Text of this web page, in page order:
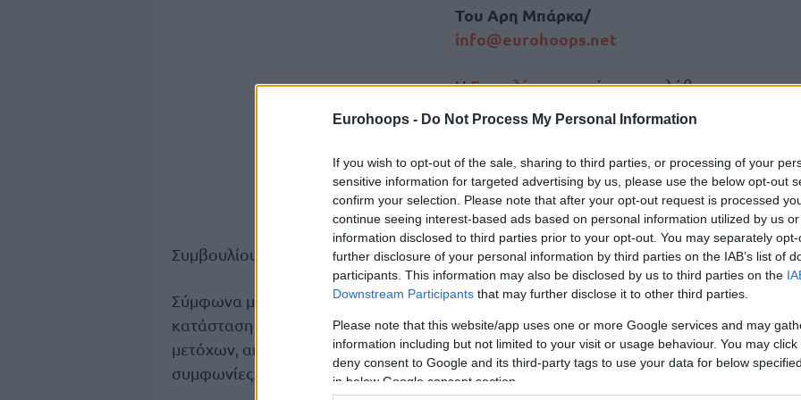
Eurohoops - Do Not Process My Personal Information
If you wish to opt-out of the sale, sharing to third parties, or processing of your
sensitive information for targeted advertising by us, please use the below opt-out
confirm your selection. Please note that after your opt-out request is processed
continue seeing interest-based ads based on personal information utilized by us
information disclosed to third parties prior to your opt-out. You may separately
further disclosure of your personal information by third parties on the IAB’s list of
participants. This information may also be disclosed by us to third parties on the
Downstream Participants that may further disclose it to other third parties.
Please note that this website/app uses one or more Google services and may
information including but not limited to your visit or usage behaviour. You may
deny consent to Google and its third-party tags to use your data for below
in below Google consent section.
Του Aρη Μπάρκα/
info@eurohoops.net
ΗΕυρωλίγκααναμένεται να λάβει
σημαντικές αποφάσεις αναφορικά με
για τις επόμενες σεζόν, με τις
περιπτώσεις τωνΡεάλ Μαδρίτης,
ΦενέρμπαχτσεκαιΒιλερμπάννα
είναι στην ατζέντα του Διοικητικού
Συμβουλίου της
14ης Απριλίου.
Σύμφωνα με πληροφορίες τουEurohoopsη λίγκα θα εξετάσει την
κατάσταση των συμβολαίων των τριών ομάδων και της ιδιότητας τους ως
μετόχων, από τη στιγμή που δεν έχουν υπογράψει ακόμα τις νέες δεκαετείς
συμφωνίες.